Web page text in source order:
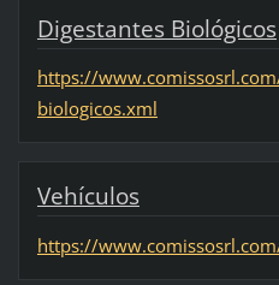
Digestantes Biológicos
https://
biologicos.xml
Vehículos
https://